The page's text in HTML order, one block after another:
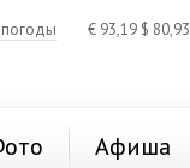
€ 93,19 $ 80,93
Афиша